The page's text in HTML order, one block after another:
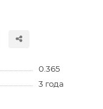
0.365
3 года